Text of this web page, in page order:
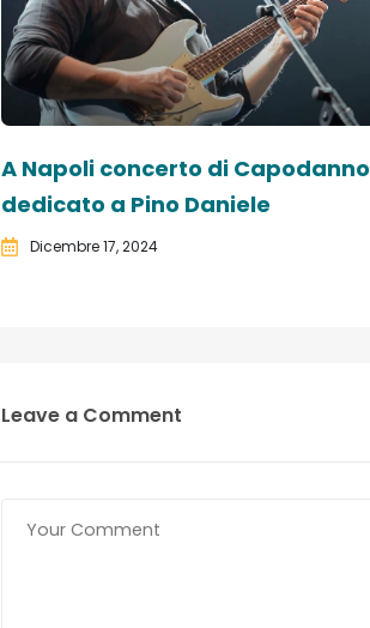
A Napoli concerto di Capodanno
dedicato a Pino Daniele
Dicembre 17, 2024
Leave a Comment